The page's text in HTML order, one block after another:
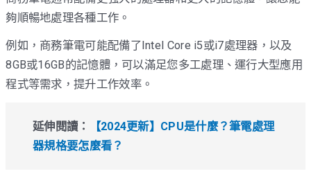
夠順暢地處理各種工作。
例如，商務筆電可能配備了Intel Core i5或i7處理器，以及
8GB或16GB的記憶體，可以滿足您多工處理、運行大型應用
程式等需求，提升工作效率。
延伸閱讀：
【2024更新】CPU是什麼？筆電處理
器規格要怎麼看？